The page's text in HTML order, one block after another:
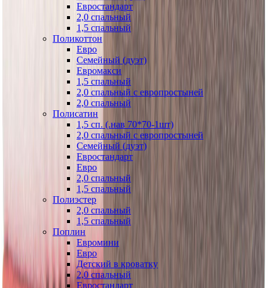
Евростандарт
2,0 спальный
1,5 спальный
Поликоттон
Евро
Семейный (дуэт)
Евромакси
1,5 спальный
2,0 спальный с европростыней
2,0 спальный
Полисатин
1,5 сп. (.нав 70*70-1шт)
2,0 спальный с европростыней
Семейный (дуэт)
Евростандарт
Евро
2,0 спальный
1,5 спальный
Полиэстер
2,0 спальный
1,5 спальный
Поплин
Евромини
Евро
Детский в кроватку
2,0 спальный
Евростандарт